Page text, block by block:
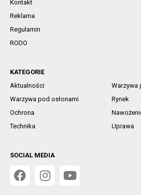
Kontakt
Reklama
Regulamin
RODO
KATEGORIE
Aktualności
Warzywa
Warzywa pod osłonami
Rynek
Ochrona
Technika
Uprawa
SOCIAL MEDIA